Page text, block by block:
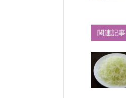
関連記事